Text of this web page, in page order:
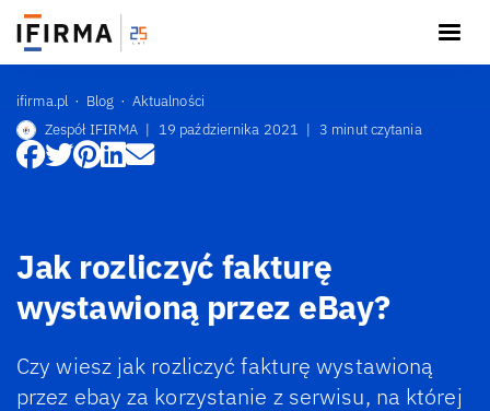
ifirma.pl Blog
Aktualności
Zespół IFIRMA | 19 października 2021 | 3 minut czytania
Jak rozliczyć fakturę
wystawioną przez eBay?
Czy wiesz jak rozliczyć fakturę wystawioną
przez ebay za korzystanie z serwisu, na której